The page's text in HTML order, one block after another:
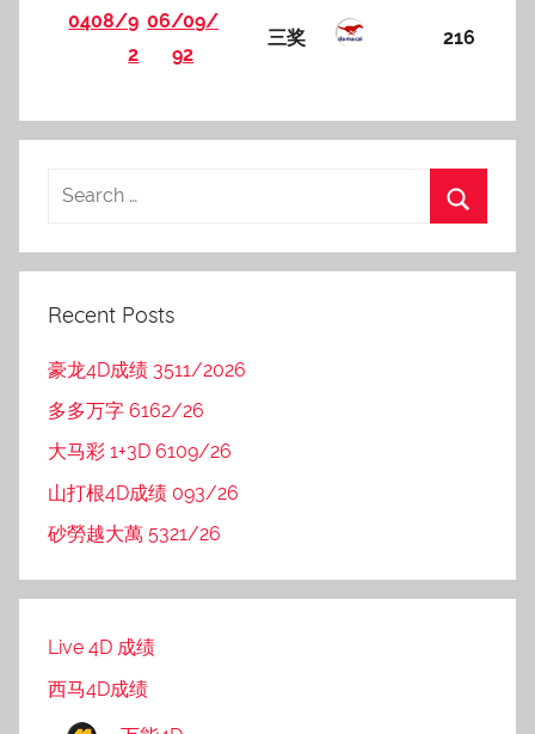
0408/9
2
06/09/
92
三奖 216
Recent Posts
豪龙4D成绩 3511/2026
多多万字 6162/26
大马彩 1+3D 6109/26
山打根4D成绩 093/26
砂勞越大萬 5321/26
Live 4D 成绩
西马4D成绩